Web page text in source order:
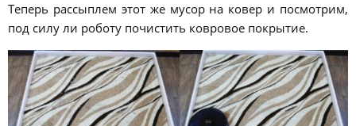
Теперь рассыплем этот же мусор на ковер и посмотрим,
под силу ли роботу почистить ковровое покрытие.